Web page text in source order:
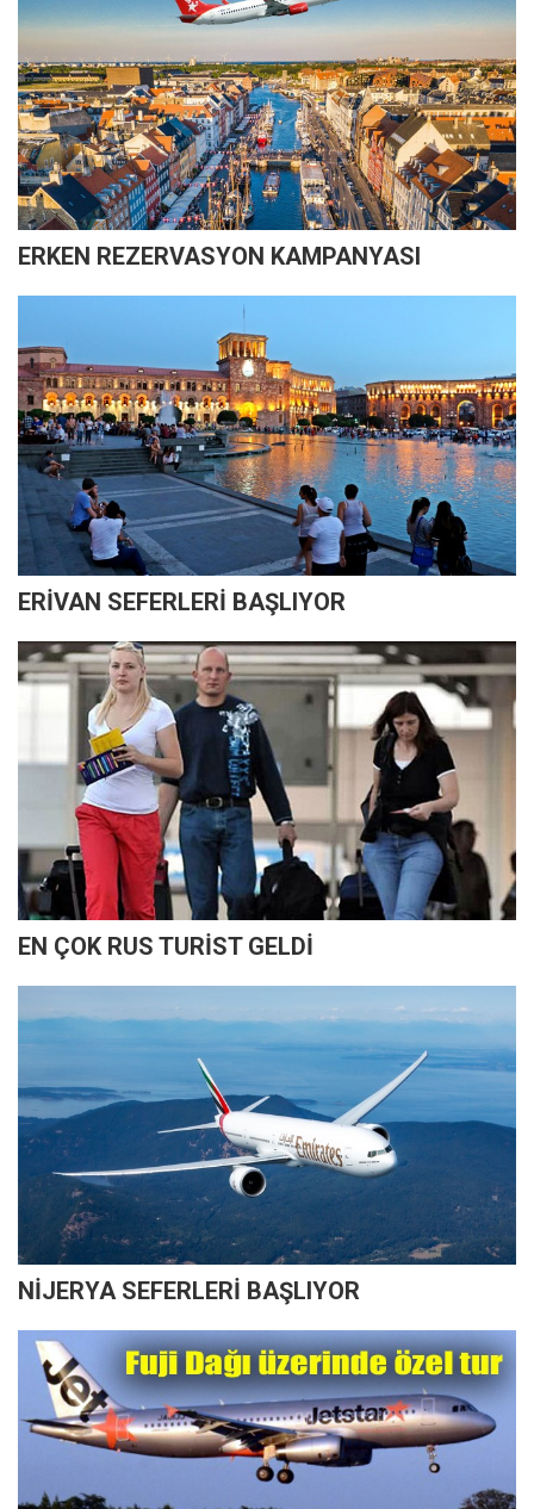
ERKEN REZERVASYON KAMPANYASI
ERİVAN SEFERLERİ BAŞLIYOR
EN ÇOK RUS TURİST GELDİ
NİJERYA SEFERLERİ BAŞLIYOR